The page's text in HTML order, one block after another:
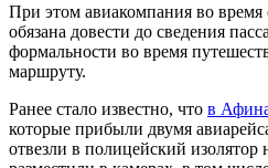
При этом авиакомпания во время
обязана довести до сведения
формальности во время
маршруту.
Ранее стало известно, что в
которые прибыли двумя
отвезли в полицейский изолятор